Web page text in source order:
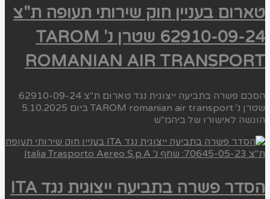
טארום בעניין חוק שירותי תעופה ת"צ
62910-09-24 שטרן נ' TAROM
ROMANIAN AIR TRANSPORT
הסכם פשרה בתביעה ייצוגית נגד טארום ת"צ 62910-09-24
שטרן נ' TAROM romanian air transport ביום 5.10.2025
הוגשה לאישורו של ביהמ"ש
הסדר פשרה בתביעה ייצוגית נגד ITA